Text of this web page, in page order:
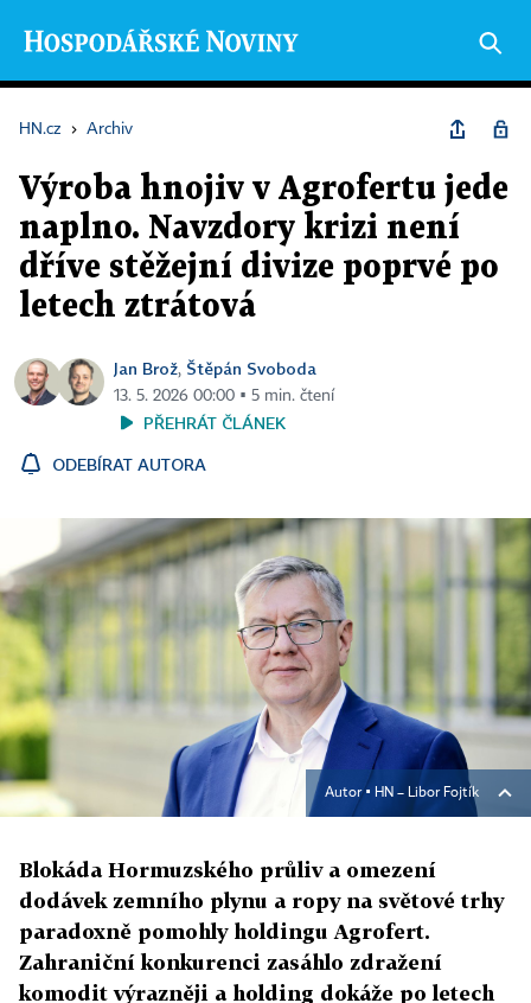
HN.cz › Archiv
Výroba hnojiv v Agrofertu jede
naplno. Navzdory krizi není
dříve stěžejní divize poprvé po
letech ztrátová
Jan Brož, Štěpán Svoboda
13. 5. 2026 00:00 ▪ 5 min. čtení
PŘEHRÁT ČLÁNEK
ODEBÍRAT AUTORA
Autor ▪ HN – Libor Fojtík
Blokáda Hormuzského průliv a omezení
dodávek zemního plynu a ropy na světové trhy
paradoxně pomohly holdingu Agrofert.
Zahraniční konkurenci zasáhlo zdražení
komodit výrazněji a holding dokáže po letech